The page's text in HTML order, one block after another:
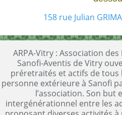
158 rue Julian
ARPA-Vitry : Association
Sanofi-Aventis de Vitry
préretraités et actifs de tous
personne extérieure à Sanofi
l’association. Son but
intergénérationnel entre les